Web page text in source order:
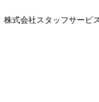
株式会社スタッフサービ